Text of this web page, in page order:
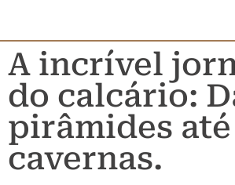
A incrível
do calcário:
pirâmides até
cavernas.